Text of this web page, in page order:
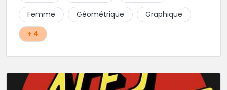
Femme
Géométrique
Graphique
+ 4